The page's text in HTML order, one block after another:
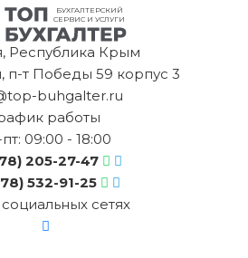
БУХГАЛТЕРСКИЙ
СЕРВИС И УСЛУГИ
Республика Крым
п-т Победы 59 корпус 3
buhgalter.ru
работы
09:00 - 18:00
205-27-47
532-91-25
сетях